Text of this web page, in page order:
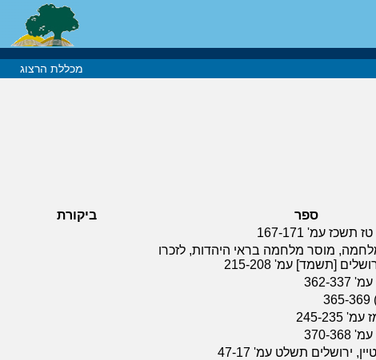
מכללת הרצוג
ספר
ביקורת
עמ' 167-171
מוסר מלחמה בראי היהדות, לזכרו
[תשמד] עמ' 215-208
337
235
368
ירושלים תשלט עמ' 47-17